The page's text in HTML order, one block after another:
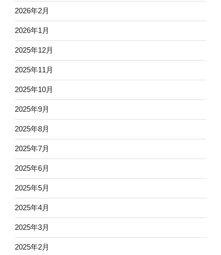
2026年2月
2026年1月
2025年12月
2025年11月
2025年10月
2025年9月
2025年8月
2025年7月
2025年6月
2025年5月
2025年4月
2025年3月
2025年2月